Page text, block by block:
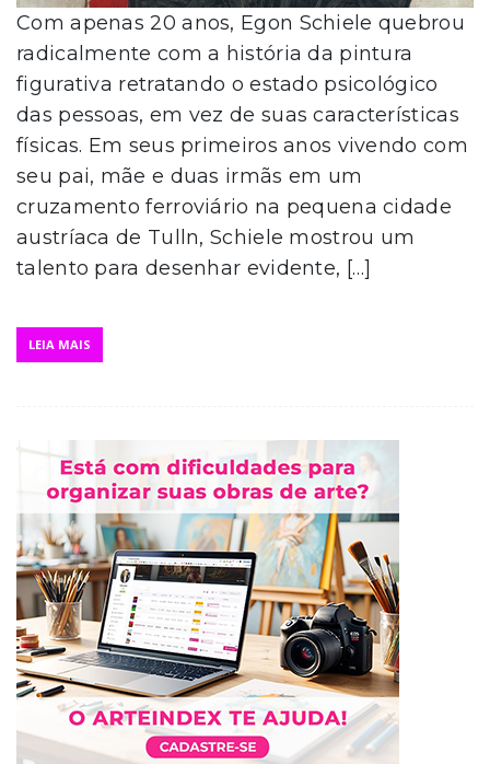
Com apenas 20 anos, Egon Schiele quebrou
radicalmente com a história da pintura
figurativa retratando o estado psicológico
das pessoas, em vez de suas características
físicas. Em seus primeiros anos vivendo com
seu pai, mãe e duas irmãs em um
cruzamento ferroviário na pequena cidade
austríaca de Tulln, Schiele mostrou um
talento para desenhar evidente, […]
LEIA MAIS